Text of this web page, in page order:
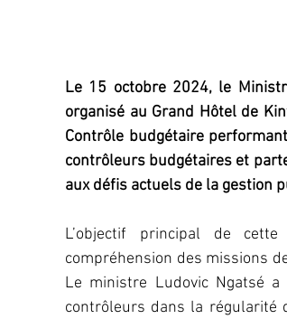
Le 15 octobre 2024, le
organisé au Grand Hôtel de
Contrôle budgétaire
contrôleurs budgétaires et
aux défis actuels de la gestion
L’objectif principal de
compréhension des missions
Le ministre Ludovic Ngatsé
contrôleurs dans la régularité